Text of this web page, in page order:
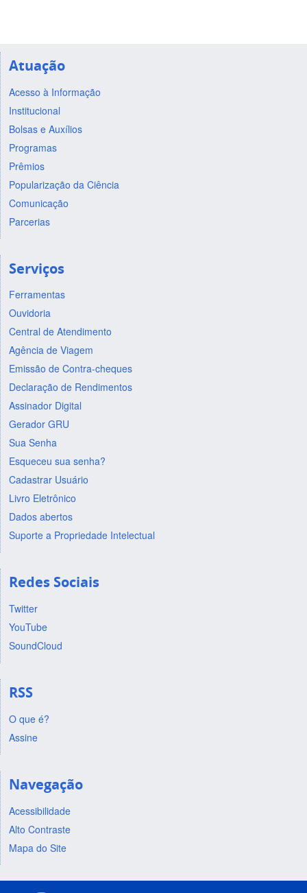
Atuação
Acesso à Informação
Institucional
Bolsas e Auxílios
Programas
Prêmios
Popularização da Ciência
Comunicação
Parcerias
Serviços
Ferramentas
Ouvidoria
Central de Atendimento
Agência de Viagem
Emissão de Contra-cheques
Declaração de Rendimentos
Assinador Digital
Gerador GRU
Sua Senha
Esqueceu sua senha?
Cadastrar Usuário
Livro Eletrônico
Dados abertos
Suporte a Propriedade Intelectual
Redes Sociais
Twitter
YouTube
SoundCloud
RSS
O que é?
Assine
Navegação
Acessibilidade
Alto Contraste
Mapa do Site